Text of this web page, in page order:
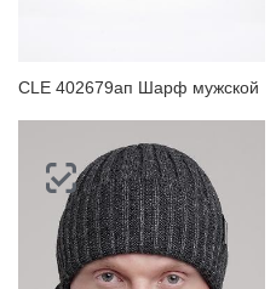
CLE 402679ап Шарф мужской